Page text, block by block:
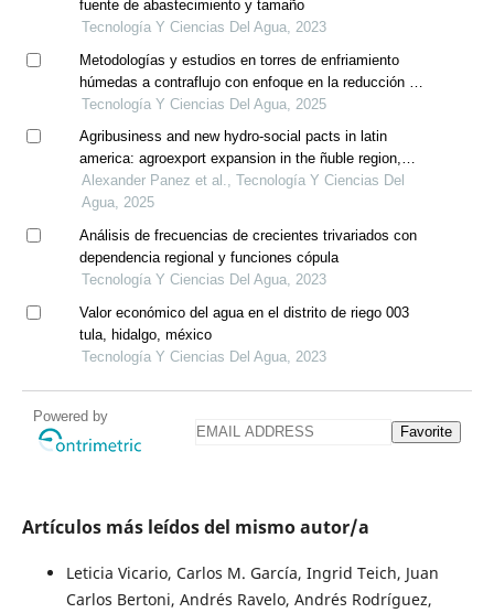
fuente de abastecimiento y tamaño
Tecnología Y Ciencias Del Agua, 2023
Metodologías y estudios en torres de enfriamiento
húmedas a contraflujo con enfoque en la reducción de
las pérdidas de agua por evaporación y arrastre
Tecnología Y Ciencias Del Agua, 2025
Agribusiness and new hydro-social pacts in latin
america: agroexport expansion in the ñuble region,
chile
Alexander Panez et al., Tecnología Y Ciencias Del
Agua, 2025
Análisis de frecuencias de crecientes trivariados con
dependencia regional y funciones cópula
Tecnología Y Ciencias Del Agua, 2023
Valor económico del agua en el distrito de riego 003
tula, hidalgo, méxico
Tecnología Y Ciencias Del Agua, 2023
Powered by
Favorite
Artículos más leídos del mismo autor/a
Leticia Vicario, Carlos M. García, Ingrid Teich, Juan
Carlos Bertoni, Andrés Ravelo, Andrés Rodríguez,